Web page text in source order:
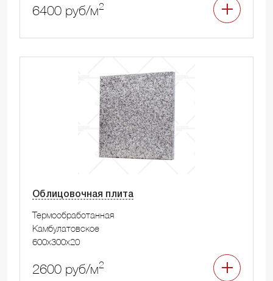
6400 руб/м2
Облицовочная плита
Термообработанная
Камбулатовское
600x300x20
2600 руб/м2